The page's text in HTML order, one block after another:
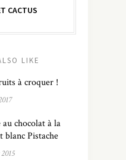
CACTUS
LIKE
à croquer !
chocolat à la
blanc Pistache